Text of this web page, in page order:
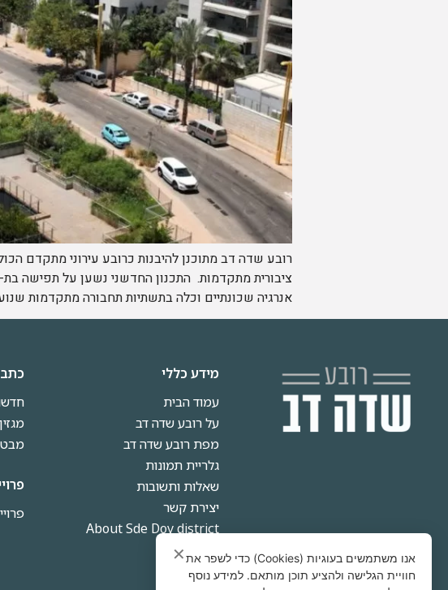
ציבורית מתקדמות. התכנון החדשני נשען על תפישה בת-
אנרגיה שכונתיים וכלה בתשתיות תחבורה מתקדמות
מידע כללי
עמוד הבית
על רובע שדה דב
מפת רובע שדה דב
גלריית תמונות
שאלות ותשובות
יצירת קשר
About Sde Dov district
מגזין
מבט
אנו משתמשים בעוגיות (Cookies) כדי לשפר את
חוויית הגלישה ולהציע תוכן מותאם. למידע נוסף
✕